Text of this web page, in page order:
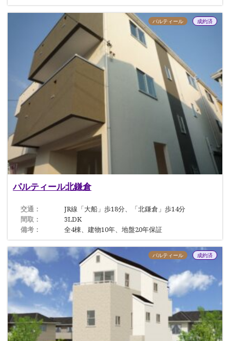
パルティール 成約済
パルティール北鎌倉
交通：
JR線「大船」歩18分、「北鎌倉」歩14分
間取：
3LDK
備考：
全4棟、建物10年、地盤20年保証
パルティール 成約済